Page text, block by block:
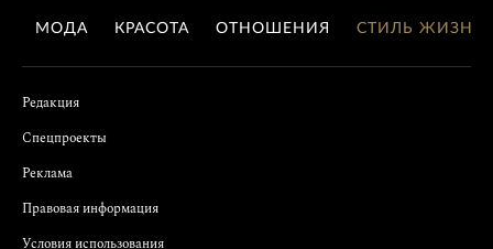
МОДА КРАСОТА ОТНОШЕНИЯ СТИЛЬ ЖИЗНИ
Редакция
Спецпроекты
Реклама
Правовая информация
Условия использования